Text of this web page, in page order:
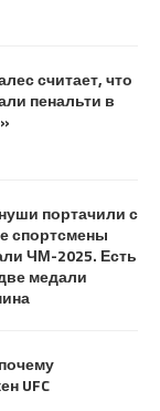
считает, что
пенальти в
портачили с
спортсмены
ЧМ-2025. Есть
медали
UFC